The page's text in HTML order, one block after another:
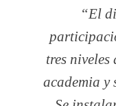
El
tres
academia y